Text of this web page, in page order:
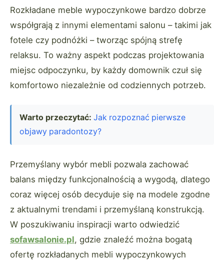
Rozkładane meble wypoczynkowe bardzo dobrze
współgrają z innymi elementami salonu – takimi jak
fotele czy podnóżki – tworząc spójną strefę
relaksu. To ważny aspekt podczas projektowania
miejsc odpoczynku, by każdy domownik czuł się
komfortowo niezależnie od codziennych potrzeb.
Warto przeczytać: Jak rozpoznać pierwsze
objawy paradontozy?
Przemyślany wybór mebli pozwala zachować
balans między funkcjonalnością a wygodą, dlatego
coraz więcej osób decyduje się na modele zgodne
z aktualnymi trendami i przemyślaną konstrukcją.
W poszukiwaniu inspiracji warto odwiedzić
sofawsalonie.pl, gdzie znaleźć można bogatą
ofertę rozkładanych mebli wypoczynkowych